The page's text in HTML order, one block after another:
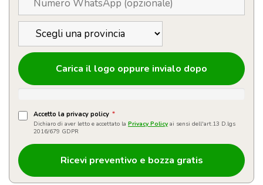
Carica il logo oppure invialo dopo
Accetto la privacy policy *
Dichiaro di aver letto e accettato la Privacy Policy ai sensi dell'art.13 D.lgs
2016/679 GDPR